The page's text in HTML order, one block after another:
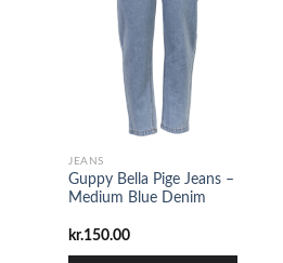
JEANS
Guppy Bella Pige Jeans –
Medium Blue Denim
kr.150.00